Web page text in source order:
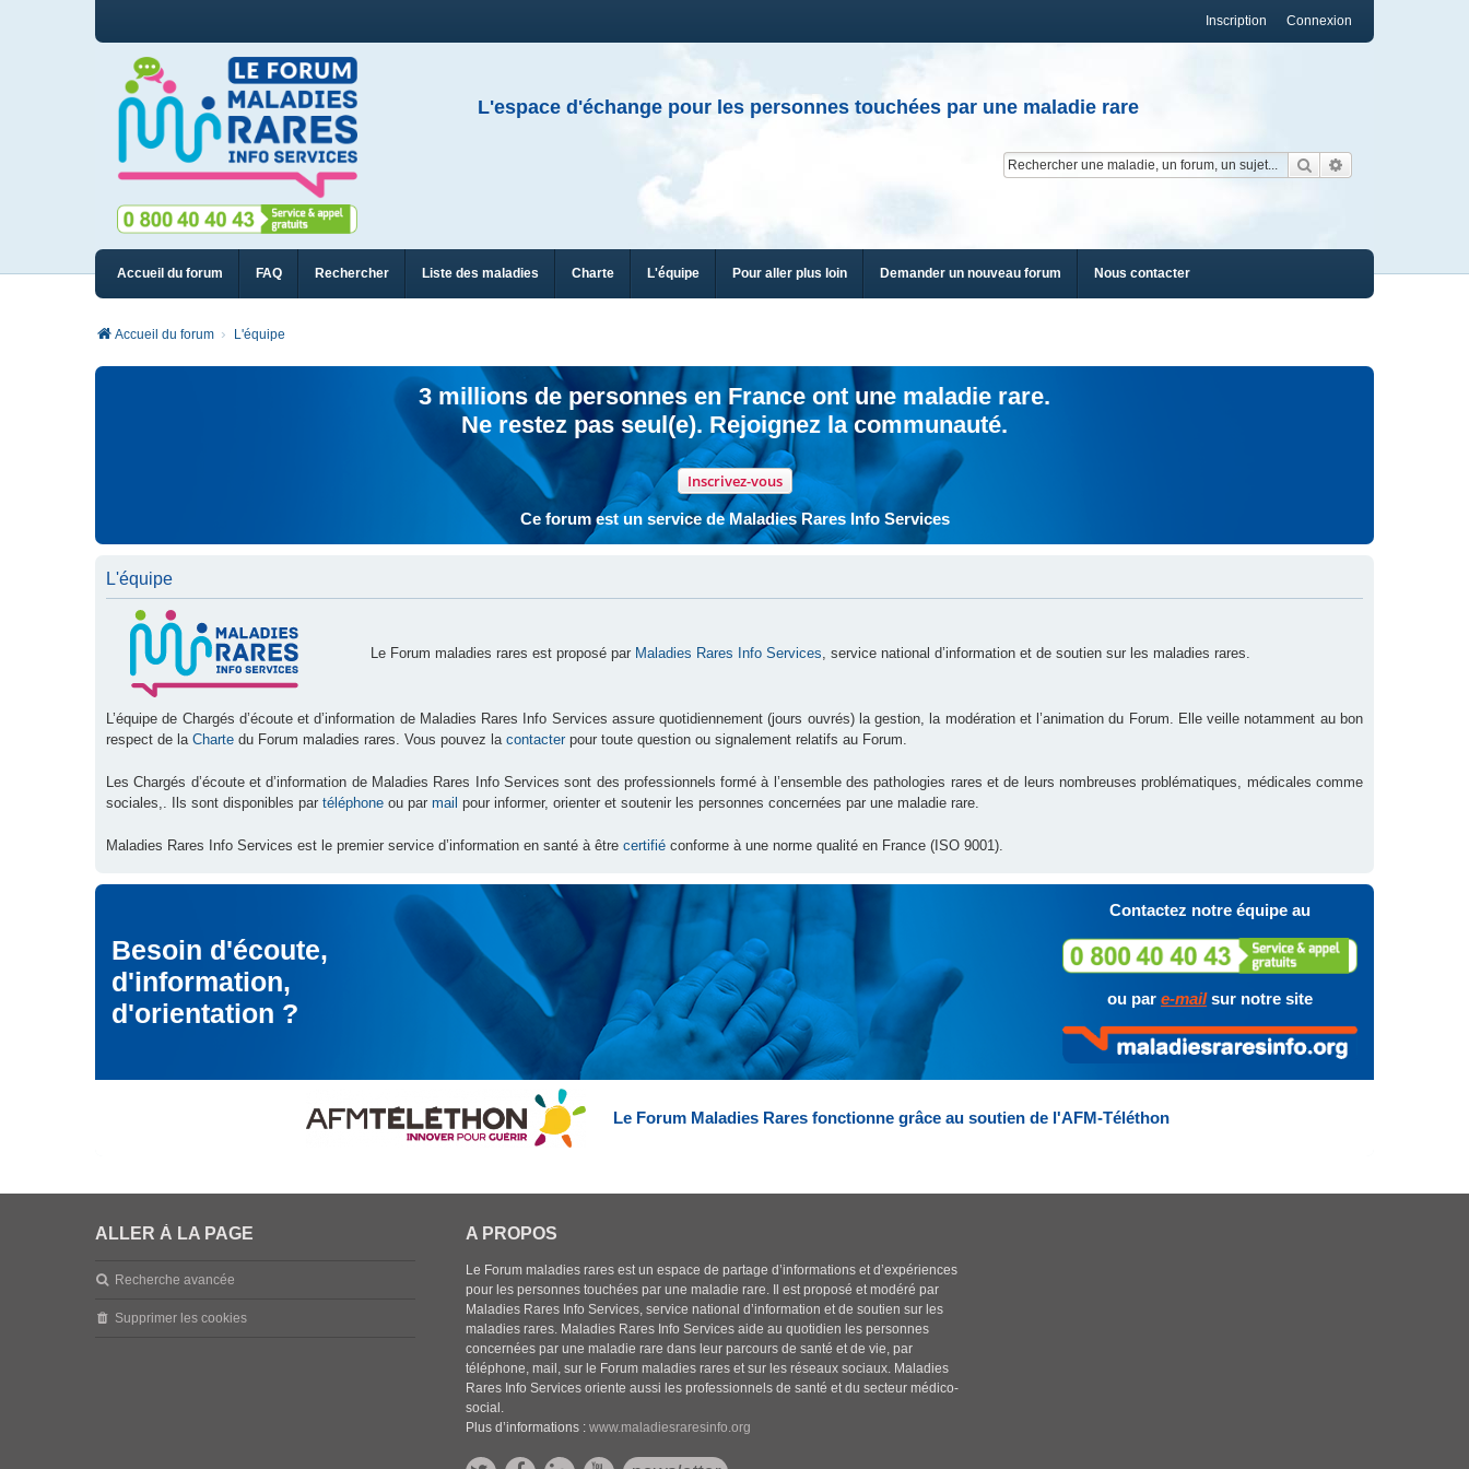
Connexion
Inscription
L'espace d'échange pour les personnes touchées par une maladie rare
Rechercher
Accueil du forum FAQ Rechercher Liste des maladies Charte L'équipe Pour aller plus loin Demander un nouveau forum Nous contacter
Accueil du forum L'équipe
3 millions de personnes en France ont une maladie rare.
Ne restez pas seul(e). Rejoignez la communauté.
Inscrivez-vous
Ce forum est un service de Maladies Rares Info Services
L'équipe
Le Forum maladies rares est proposé par Maladies Rares Info Services, service national d’information et de soutien sur les maladies rares.
L’équipe de Chargés d’écoute et d’information de Maladies Rares Info Services assure quotidiennement (jours ouvrés) la gestion, la modération et l’animation du Forum. Elle veille notamment au bon
respect de la Charte du Forum maladies rares. Vous pouvez la contacter pour toute question ou signalement relatifs au Forum.
Les Chargés d’écoute et d’information de Maladies Rares Info Services sont des professionnels formé à l’ensemble des pathologies rares et de leurs nombreuses problématiques, médicales comme
sociales,. Ils sont disponibles par téléphone ou par mail pour informer, orienter et soutenir les personnes concernées par une maladie rare.
Maladies Rares Info Services est le premier service d’information en santé à être certifié conforme à une norme qualité en France (ISO 9001).
Besoin d'écoute,
d'information,
d'orientation ?
Contactez notre équipe au
ou par e-mailsur notre site
Le Forum Maladies Rares fonctionne grâce au soutien de l'AFM-Téléthon
ALLER À LA PAGE
Recherche avancée
Supprimer les cookies
A PROPOS
Le Forum maladies rares est un espace de partage d’informations et d’expériences
pour les personnes touchées par une maladie rare. Il est proposé et modéré par
Maladies Rares Info Services, service national d’information et de soutien sur les
maladies rares. Maladies Rares Info Services aide au quotidien les personnes
concernées par une maladie rare dans leur parcours de santé et de vie, par
téléphone, mail, sur le Forum maladies rares et sur les réseaux sociaux. Maladies
Rares Info Services oriente aussi les professionnels de santé et du secteur médico-
social.
Plus d’informations :www.maladiesraresinfo.org